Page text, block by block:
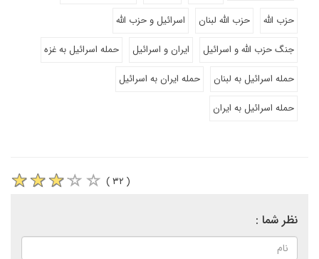
حزب الله
حزب الله لبنان
اسرائیل و حزب الله
جنگ حزب الله و اسرائیل
ایران و اسرائیل
حمله اسرائیل به غزه
حمله اسرائیل به لبنان
حمله ایران به اسرائیل
حمله اسرائیل به ایران
( ۳۲ )
نظر شما :